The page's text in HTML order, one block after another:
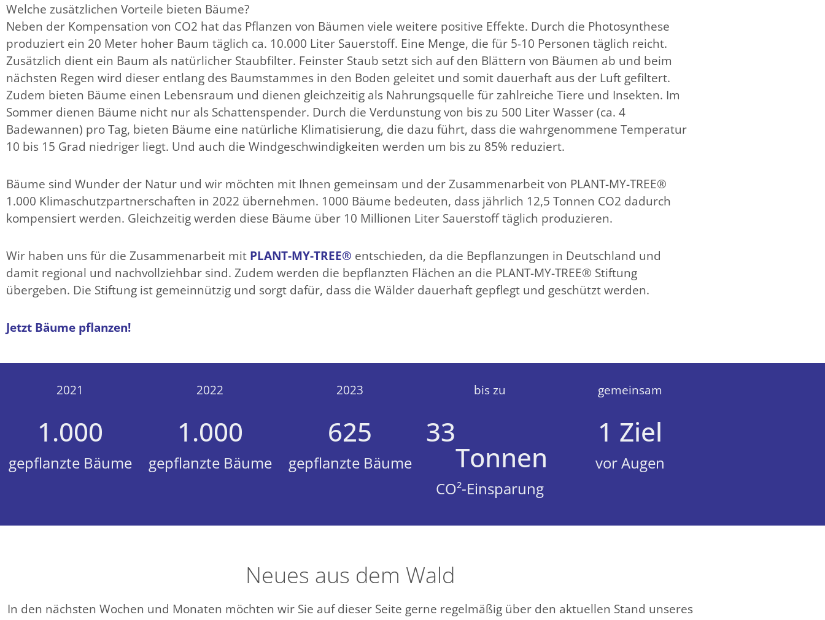
Welche zusätzlichen Vorteile bieten Bäume?
Neben der Kompensation von CO2 hat das Pflanzen von Bäumen viele weitere positive Effekte. Durch die Photosynthese
produziert ein 20 Meter hoher Baum täglich ca. 10.000 Liter Sauerstoff. Eine Menge, die für 5-10 Personen täglich reicht.
Zusätzlich dient ein Baum als natürlicher Staubfilter. Feinster Staub setzt sich auf den Blättern von Bäumen ab und beim
nächsten Regen wird dieser entlang des Baumstammes in den Boden geleitet und somit dauerhaft aus der Luft gefiltert.
Zudem bieten Bäume einen Lebensraum und dienen gleichzeitig als Nahrungsquelle für zahlreiche Tiere und Insekten. Im
Sommer dienen Bäume nicht nur als Schattenspender. Durch die Verdunstung von bis zu 500 Liter Wasser (ca. 4
Badewannen) pro Tag, bieten Bäume eine natürliche Klimatisierung, die dazu führt, dass die wahrgenommene Temperatur
10 bis 15 Grad niedriger liegt. Und auch die Windgeschwindigkeiten werden um bis zu 85% reduziert.
Bäume sind Wunder der Natur und wir möchten mit Ihnen gemeinsam und der Zusammenarbeit von PLANT-MY-TREE®
1.000 Klimaschutzpartnerschaften in 2022 übernehmen. 1000 Bäume bedeuten, dass jährlich 12,5 Tonnen CO2 dadurch
kompensiert werden. Gleichzeitig werden diese Bäume über 10 Millionen Liter Sauerstoff täglich produzieren.
Wir haben uns für die Zusammenarbeit mit PLANT-MY-TREE® entschieden, da die Bepflanzungen in Deutschland und
damit regional und nachvollziehbar sind. Zudem werden die bepflanzten Flächen an die PLANT-MY-TREE® Stiftung
übergeben. Die Stiftung ist gemeinnützig und sorgt dafür, dass die Wälder dauerhaft gepflegt und geschützt werden.
Jetzt Bäume pflanzen!
2021
gepflanzte Bäume
1.000
2022
gepflanzte Bäume
1.000
2023
gepflanzte Bäume
625
bis zu
CO²-Einsparung
33
Tonnen
gemeinsam
vor Augen
1 Ziel
Neues aus dem Wald
In den nächsten Wochen und Monaten möchten wir Sie auf dieser Seite gerne regelmäßig über den aktuellen Stand unseres